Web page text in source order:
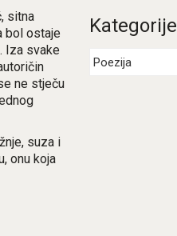
sitna
bol ostaje
Iza svake
ne stječu
suza i
onu koja
Kategorije